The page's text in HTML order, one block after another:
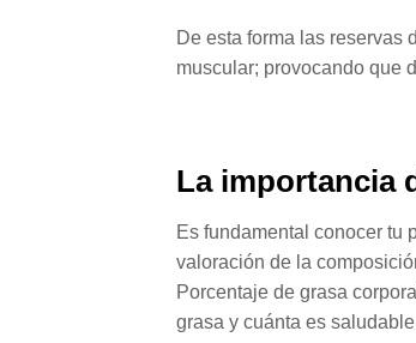
De esta forma las reservas
muscular; provocando que
La importancia
Es fundamental conocer tu
valoración de la
Porcentaje de grasa
grasa y cuánta es